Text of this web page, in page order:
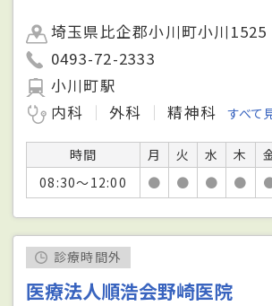
埼玉県比企郡小川町小川1525
0493-72-2333
小川町駅
内科
外科 精神科 すべて
時間 月 火 水 木
08:30～12:00
● ● ● ●
診療時間外
医療法人順浩会野崎医院